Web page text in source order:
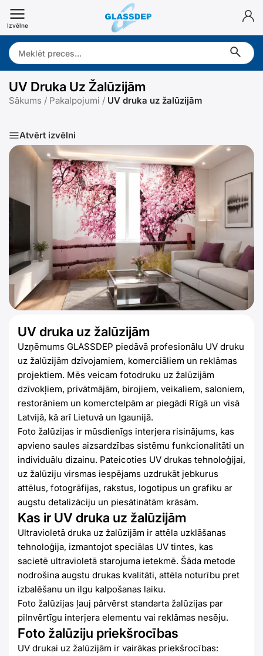
Doties
uz
saturu
Izvēlne
Search:
UV Druka Uz Žalūzijām
Sākums / Pakalpojumi / UV druka uz žalūzijām
Atvērt izvēlni
UV druka uz žalūzijām
Uzņēmums GLASSDEP piedāvā profesionālu UV druku
uz žalūzijām dzīvojamiem, komerciāliem un reklāmas
projektiem. Mēs veicam fotodruku uz žalūzijām
dzīvokļiem, privātmājām, birojiem, veikaliem, saloniem,
restorāniem un komerctelpām ar piegādi Rīgā un visā
Latvijā, kā arī Lietuvā un Igaunijā.
Foto žalūzijas ir mūsdienīgs interjera risinājums, kas
apvieno saules aizsardzības sistēmu funkcionalitāti un
individuālu dizainu. Pateicoties UV drukas tehnoloģijai,
uz žalūziju virsmas iespējams uzdrukāt jebkurus
attēlus, fotogrāfijas, rakstus, logotipus un grafiku ar
augstu detalizāciju un piesātinātām krāsām.
Kas ir UV druka uz žalūzijām
Ultravioletā druka uz žalūzijām ir attēla uzklāšanas
tehnoloģija, izmantojot speciālas UV tintes, kas
sacietē ultravioletā starojuma ietekmē. Šāda metode
nodrošina augstu drukas kvalitāti, attēla noturību pret
izbalēšanu un ilgu kalpošanas laiku.
Foto žalūzijas ļauj pārvērst standarta žalūzijas par
pilnvērtīgu interjera elementu vai reklāmas nesēju.
Foto žalūziju priekšrocības
UV drukai uz žalūzijām ir vairākas priekšrocības: